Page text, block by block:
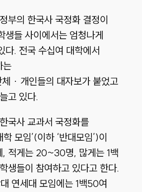
부의 한국사 국정화 결정이
생들 사이에서는 엄청나게
다. 전국 수십여 대학에서
는
· 개인들의 대자보가 붙었고
고 있다.
국사 교과서 국정화를
모임’(이하 ‘반대모임’)이
, 적게는 20~30명, 많게는 1백
생들이 참여하고 있다고 한다.
연세대 모임에는 1백50여